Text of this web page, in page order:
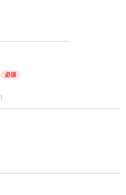
必須